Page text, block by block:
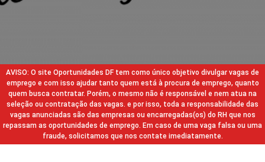
AVISO: O site Oportunidades DF tem como único objetivo divulgar vagas de
emprego e com isso ajudar tanto quem está à procura de emprego, quanto
quem busca contratar. Porém, o mesmo não é responsável e nem atua na
seleção ou contratação das vagas. e por isso, toda a responsabilidade das
vagas anunciadas são das empresas ou encarregadas(os) do RH que nos
repassam as oportunidades de emprego. Em caso de uma vaga falsa ou uma
fraude, solicitamos que nos contate imediatamente.